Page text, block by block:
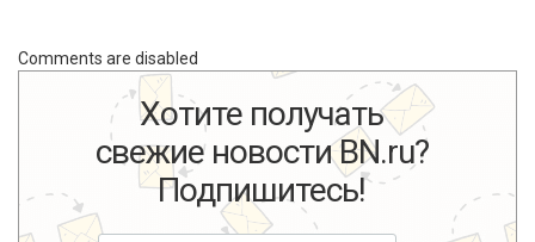
Comments are disabled
Хотите получать
свежие новости BN.ru?
Подпишитесь!